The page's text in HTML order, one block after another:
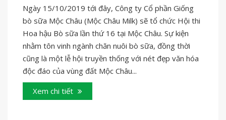
Ngày 15/10/2019 tới đây, Công ty Cổ phần Giống
bò sữa Mộc Châu (Mộc Châu Milk) sẽ tổ chức Hội thi
Hoa hậu Bò sữa lần thứ 16 tại Mộc Châu. Sự kiện
nhằm tôn vinh ngành chăn nuôi bò sữa, đồng thời
cũng là một lễ hội truyền thống với nét đẹp văn hóa
độc đáo của vùng đất Mộc Châu...
Xem chi tiết